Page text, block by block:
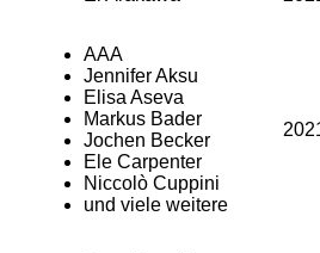
AAA
Jennifer Aksu
Elisa Aseva
Markus Bader
Jochen Becker
Ele Carpenter
Niccolò Cuppini
und viele weitere